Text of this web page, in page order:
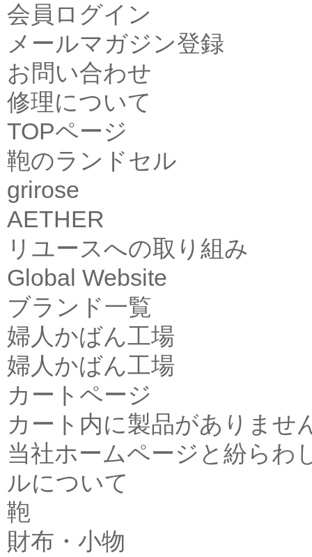
会員ログイン
メールマガジン登録
お問い合わせ
修理について
TOPページ
鞄のランドセル
grirose
AETHER
リユースへの取り組み
Global Website
ブランド一覧
婦人かばん工場
婦人かばん工場
カートページ
カート内に製品がありませ
当社ホームページと紛らわ
ルについて
鞄
財布・小物